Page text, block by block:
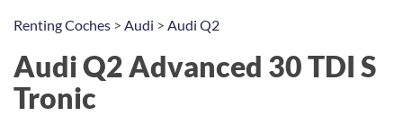
Renting Coches > Audi > Audi Q2
Audi Q2 Advanced 30 TDI S
Tronic